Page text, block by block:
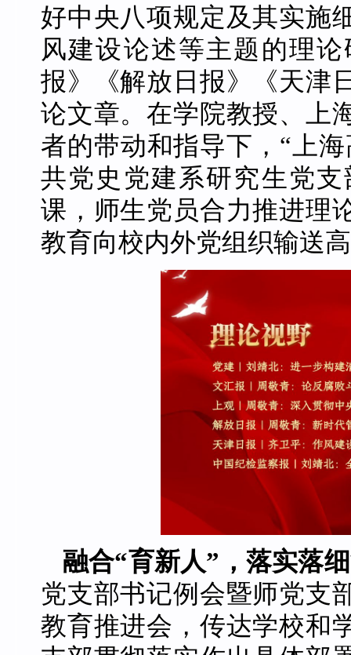
好中央八项规定及其实施
风建设论述等主题的理
报》《解放日报》《天津
论文章。在学院教授、上
者的带动和指导下， “上
共党史党建系研究生党
课 ， 师生党员合力推进理
教育向校内外党组织输送
融合“育新人”，落实落
党支部书记例会暨师党支
教育推进会，传达学校和